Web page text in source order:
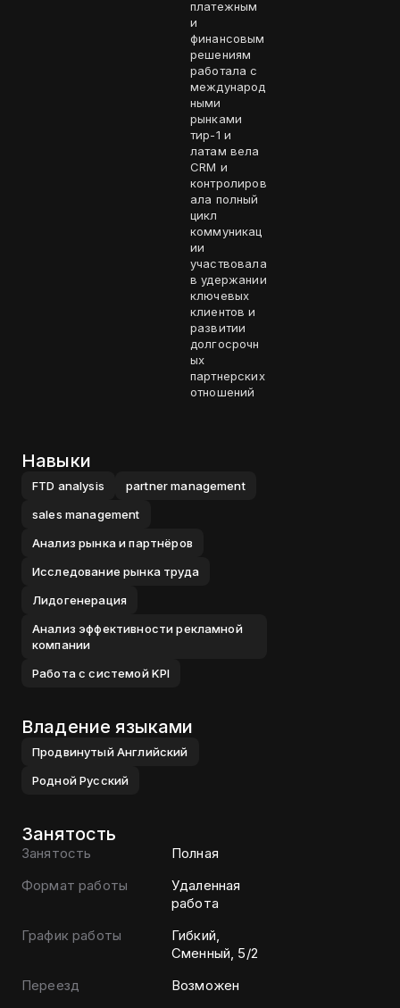
платежным
и
финансовым
решениям
работала с
международ
ными
рынками
тир-1 и
латам вела
CRM и
контролиров
ала полный
цикл
коммуникац
ии
участвовала
в удержании
ключевых
клиентов и
развитии
долгосрочн
ых
партнерских
отношений
Навыки
FTD analysis
partner management
sales management
Анализ рынка и партнёров
Исследование рынка труда
Лидогенерация
Анализ эффективности рекламной
компании
Работа с системой KPI
Владение языками
Продвинутый Английский
РоднойРусский
Занятость
Занятость
Полная
Формат работы
Удаленная
работа
График работы
Гибкий,
Сменный, 5/2
Переезд
Возможен